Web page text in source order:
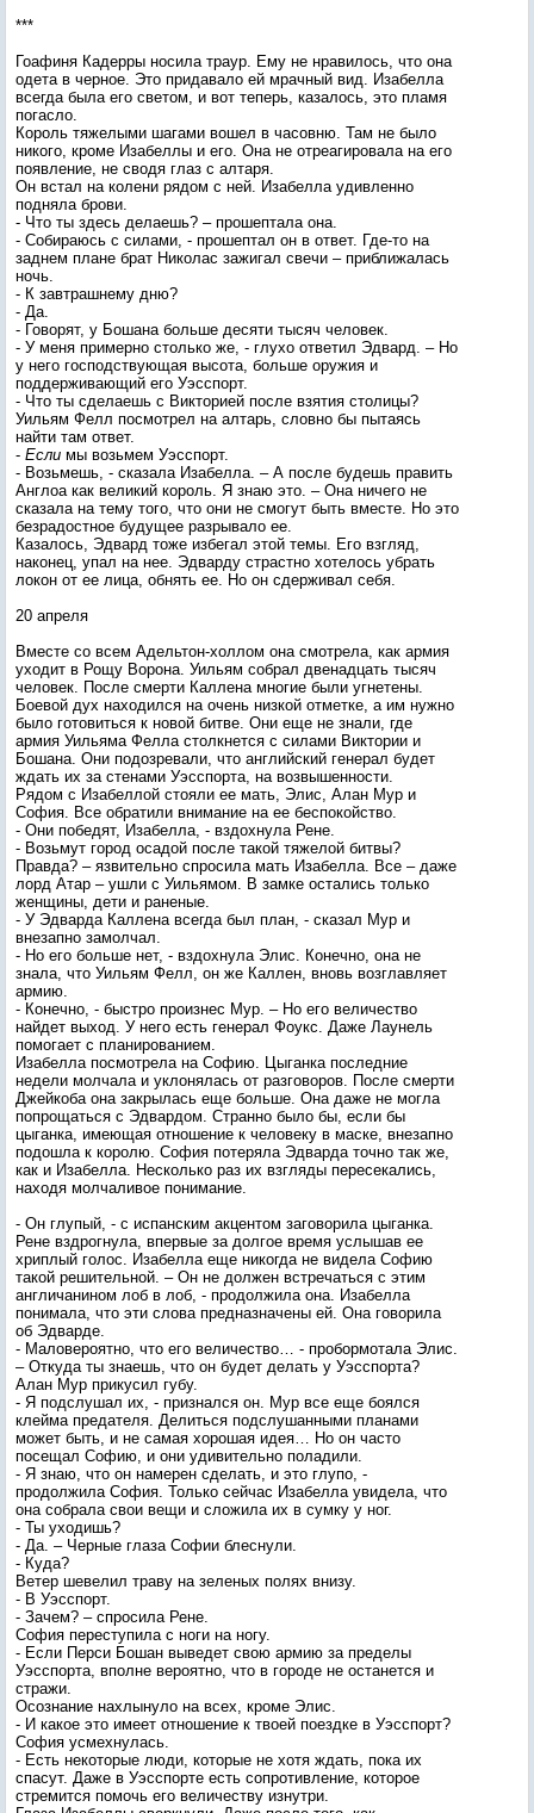
***
Гоафиня Кадерры носила траур. Ему не нравилось, что она
одета в черное. Это придавало ей мрачный вид. Изабелла
всегда была его светом, и вот теперь, казалось, это пламя
погасло.
Король тяжелыми шагами вошел в часовню. Там не было
никого, кроме Изабеллы и его. Она не отреагировала на его
появление, не сводя глаз с алтаря.
Он встал на колени рядом с ней. Изабелла удивленно
подняла брови.
- Что ты здесь делаешь? – прошептала она.
- Собираюсь с силами, - прошептал он в ответ. Где-то на
заднем плане брат Николас зажигал свечи – приближалась
ночь.
- К завтрашнему дню?
- Да.
- Говорят, у Бошана больше десяти тысяч человек.
- У меня примерно столько же, - глухо ответил Эдвард. – Но
у него господствующая высота, больше оружия и
поддерживающий его Уэсспорт.
- Что ты сделаешь с Викторией после взятия столицы?
Уильям Фелл посмотрел на алтарь, словно бы пытаясь
найти там ответ.
- Если мы возьмем Уэсспорт.
- Возьмешь, - сказала Изабелла. – А после будешь править
Англоа как великий король. Я знаю это. – Она ничего не
сказала на тему того, что они не смогут быть вместе. Но это
безрадостное будущее разрывало ее.
Казалось, Эдвард тоже избегал этой темы. Его взгляд,
наконец, упал на нее. Эдварду страстно хотелось убрать
локон от ее лица, обнять ее. Но он сдерживал себя.
20 апреля
Вместе со всем Адельтон-холлом она смотрела, как армия
уходит в Рощу Ворона. Уильям собрал двенадцать тысяч
человек. После смерти Каллена многие были угнетены.
Боевой дух находился на очень низкой отметке, а им нужно
было готовиться к новой битве. Они еще не знали, где
армия Уильяма Фелла столкнется с силами Виктории и
Бошана. Они подозревали, что английский генерал будет
ждать их за стенами Уэсспорта, на возвышенности.
Рядом с Изабеллой стояли ее мать, Элис, Алан Мур и
София. Все обратили внимание на ее беспокойство.
- Они победят, Изабелла, - вздохнула Рене.
- Возьмут город осадой после такой тяжелой битвы?
Правда? – язвительно спросила мать Изабелла. Все – даже
лорд Атар – ушли с Уильямом. В замке остались только
женщины, дети и раненые.
- У Эдварда Каллена всегда был план, - сказал Мур и
внезапно замолчал.
- Но его больше нет, - вздохнула Элис. Конечно, она не
знала, что Уильям Фелл, он же Каллен, вновь возглавляет
армию.
- Конечно, - быстро произнес Мур. – Но его величество
найдет выход. У него есть генерал Фоукс. Даже Лаунель
помогает с планированием.
Изабелла посмотрела на Софию. Цыганка последние
недели молчала и уклонялась от разговоров. После смерти
Джейкоба она закрылась еще больше. Она даже не могла
попрощаться с Эдвардом. Странно было бы, если бы
цыганка, имеющая отношение к человеку в маске, внезапно
подошла к королю. София потеряла Эдварда точно так же,
как и Изабелла. Несколько раз их взгляды пересекались,
находя молчаливое понимание.
- Он глупый, - с испанским акцентом заговорила цыганка.
Рене вздрогнула, впервые за долгое время услышав ее
хриплый голос. Изабелла еще никогда не видела Софию
такой решительной. – Он не должен встречаться с этим
англичанином лоб в лоб, - продолжила она. Изабелла
понимала, что эти слова предназначены ей. Она говорила
об Эдварде.
- Маловероятно, что его величество… - пробормотала Элис.
– Откуда ты знаешь, что он будет делать у Уэсспорта?
Алан Мур прикусил губу.
- Я подслушал их, - признался он. Мур все еще боялся
клейма предателя. Делиться подслушанными планами
может быть, и не самая хорошая идея… Но он часто
посещал Софию, и они удивительно поладили.
- Я знаю, что он намерен сделать, и это глупо, -
продолжила София. Только сейчас Изабелла увидела, что
она собрала свои вещи и сложила их в сумку у ног.
- Ты уходишь?
- Да. – Черные глаза Софии блеснули.
- Куда?
Ветер шевелил траву на зеленых полях внизу.
- В Уэсспорт.
- Зачем? – спросила Рене.
София переступила с ноги на ногу.
- Если Перси Бошан выведет свою армию за пределы
Уэсспорта, вполне вероятно, что в городе не останется и
стражи.
Осознание нахлынуло на всех, кроме Элис.
- И какое это имеет отношение к твоей поездке в Уэсспорт?
София усмехнулась.
- Есть некоторые люди, которые не хотя ждать, пока их
спасут. Даже в Уэсспорте есть сопротивление, которое
стремится помочь его величеству изнутри.